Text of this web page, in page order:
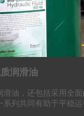
润滑油
油，还包括采用全
列共同有助于平稳运